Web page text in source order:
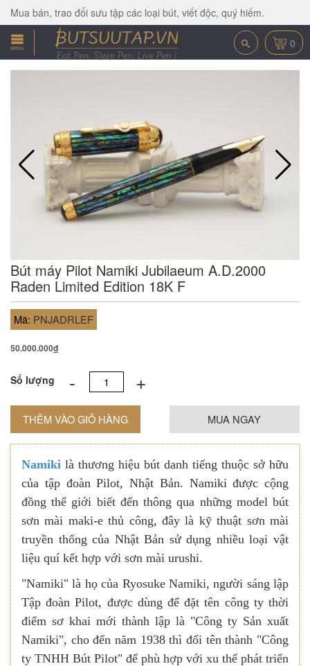
Mua bán, trao đổi sưu tập các loại bút, viết độc, quý hiếm.
MENU 0
Bút máy Pilot Namiki Jubilaeum A.D.2000
Raden Limited Edition 18K F
Mã: PNJADRLEF
50.000.000đ
Số lượng - +
THÊM VÀO GIỎ HÀNG MUA NGAY
Namiki là thương hiệu bút danh tiếng thuộc sở hữu
của tập đoàn Pilot, Nhật Bản. Namiki được cộng
đồng thế giới biết đến thông qua những model bút
sơn mài maki-e thủ công, đây là kỹ thuật sơn mài
truyền thống của Nhật Bản sử dụng nhiều loại vật
liệu quí kết hợp với sơn mài urushi.
"Namiki" là họ của Ryosuke Namiki, người sáng lập
Tập đoàn Pilot, được dùng để đặt tên công ty thời
điểm sơ khai mới thành lập là "Công ty Sản xuất
Namiki", cho đến năm 1938 thì đổi tên thành "Công
ty TNHH Bút Pilot" để phù hợp với xu thế phát triển